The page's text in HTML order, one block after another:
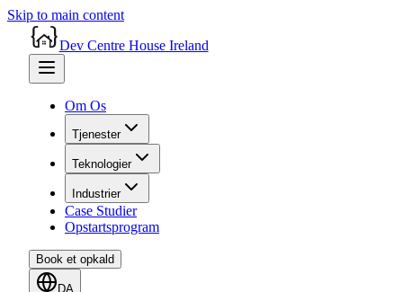
Skip to main content
Dev Centre House Ireland
Om Os
Tjenester
Teknologier
Industrier
Case Studier
Opstartsprogram
Book et opkald
DA